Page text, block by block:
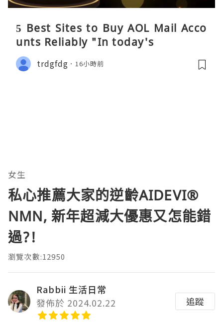
5 Best Sites to Buy AOL Mail Acco
unts Reliably "In today's
trdgfdg 16小時前
女生
私心推薦大家的逆齡AIDEVI®️
NMN, 新年超減大優惠又怎能錯
過?!
瀏覽次數:12950
Rabbii 生活日常
發佈於 2024.02.22
追蹤